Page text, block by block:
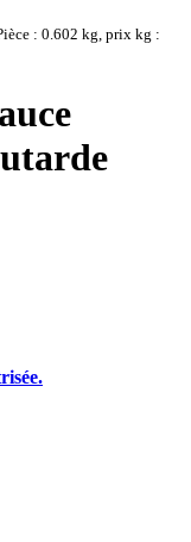
: 0.602 kg, prix kg :